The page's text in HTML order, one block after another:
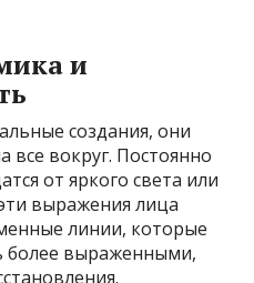
и
создания, они
все вокруг. Постоянно
от яркого света или
выражения лица
линии, которые
более выраженными,